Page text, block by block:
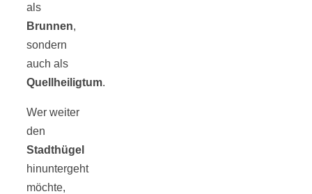
als
Brunnen,
sondern
auch als
Quellheiligtum.
Wer weiter
den
Stadthügel
hinuntergeht
möchte,